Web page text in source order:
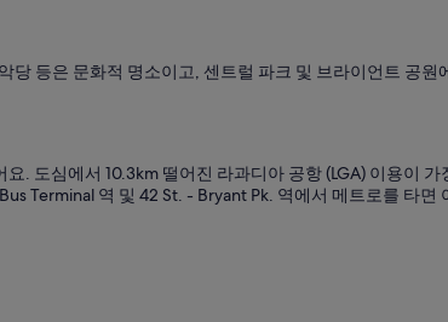
등은 문화적 명소이고, 센트럴 파크 및 브라이언트 공
. 도심에서 10.3km 떨어진 라과디아 공항 (LGA) 이용이
Terminal 역 및 42 St. - Bryant Pk. 역에서 메트로를 타면